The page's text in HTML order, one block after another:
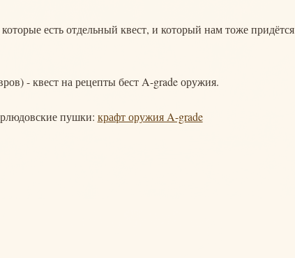
есть отдельный квест, и который нам тоже придётся
- квест на рецепты бест A-grade оружия.
пушки: крафт оружия A-grade